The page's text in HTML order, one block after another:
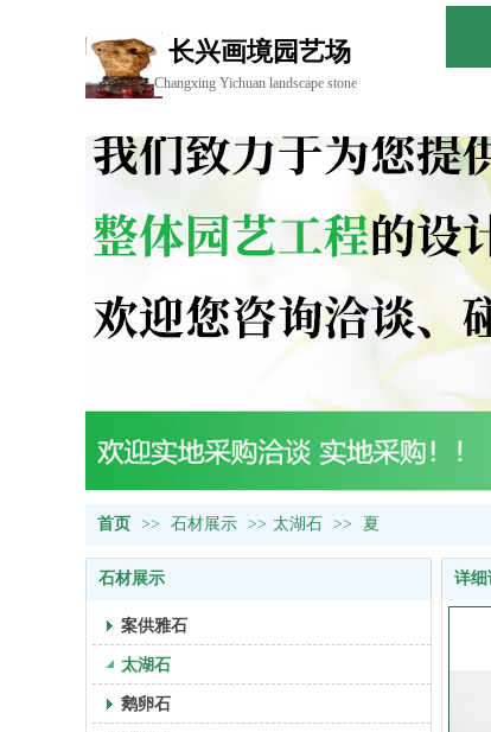
长兴画境园艺场
Changxing Yichuan landscape stone
首页 >> 石材展示 >> 太湖石 >> 夏
石材展示
案供雅石
太湖石
鹅卵石
详细